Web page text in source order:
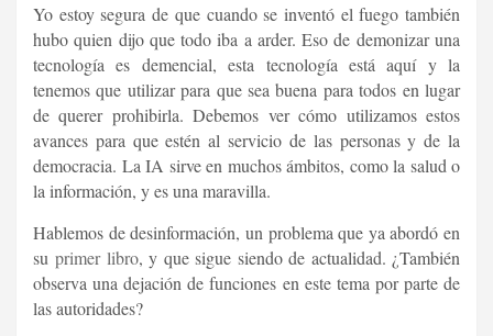
Yo estoy segura de que cuando se inventó el fuego también
hubo quien dijo que todo iba a arder. Eso de demonizar una
tecnología es demencial, esta tecnología está aquí y la
tenemos que utilizar para que sea buena para todos en lugar
de querer prohibirla. Debemos ver cómo utilizamos estos
avances para que estén al servicio de las personas y de la
democracia. La IA sirve en muchos ámbitos, como la salud o
la información, y es una maravilla.
Hablemos de desinformación, un problema que ya abordó en
suprimer libro, y que sigue siendo de actualidad. ¿También
observa una dejación de funciones en este tema por parte de
las autoridades?